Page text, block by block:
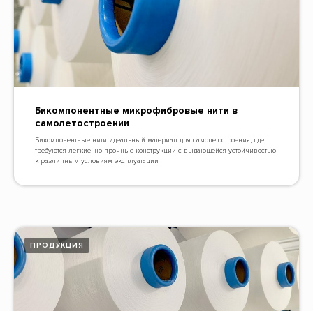
Бикомпонентные микрофибровые нити в
самолетостроении
Бикомпонентные нити идеальный материал для самолетостроения, где
требуются легкие, но прочные конструкции с выдающейся устойчивостью
к различным условиям эксплуатации
ПРОДУКЦИЯ